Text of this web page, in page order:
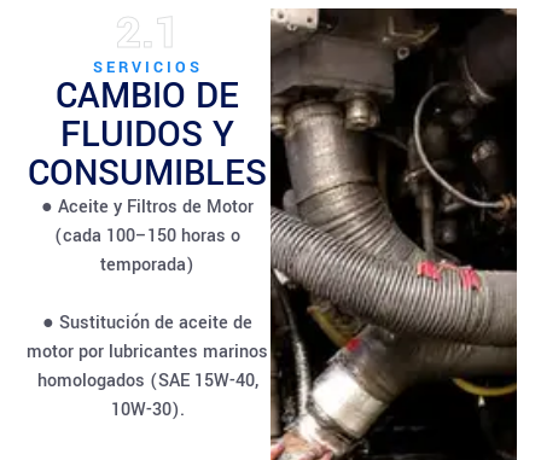
2.1
SERVICIOS
CAMBIO DE
FLUIDOS Y
CONSUMIBLES
● Aceite y Filtros de Motor
(cada 100–150 horas o
temporada)
● Sustitución de aceite de
motor por lubricantes marinos
homologados (SAE 15W-40,
10W-30).